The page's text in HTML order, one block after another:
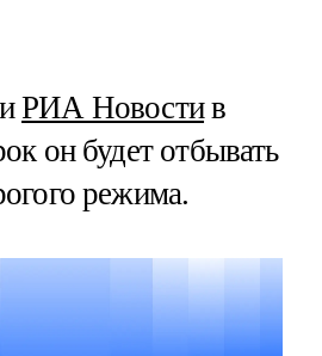
РИА Новостив
он будет отбывать
режима.